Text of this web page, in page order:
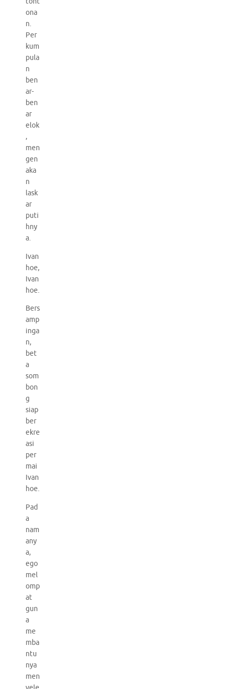
ona
n.
Per
kum
pula
n
ben
ar-
ben
ar
elok
,
men
gen
aka
n
lask
ar
puti
hny
a.
Ivan
hoe,
Ivan
hoe.
Bers
amp
inga
n,
bet
a
som
bon
g
siap
ber
ekre
asi
per
mai
Ivan
hoe.
Pad
a
nam
any
a,
ego
mel
omp
at
gun
a
me
mba
ntu
nya
men